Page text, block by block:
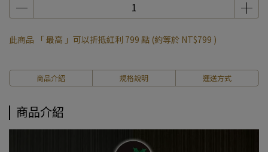
此商品 「 最高 」可以折抵紅利 799 點 (約等於 NT$799 )
商品介紹 規格說明 運送方式
商品介紹